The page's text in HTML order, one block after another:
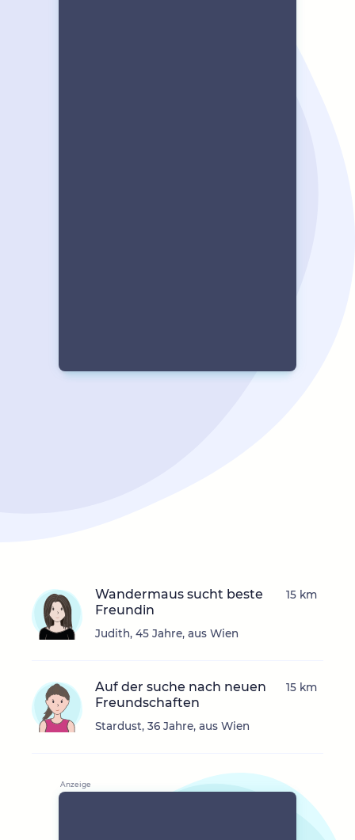
Wandermaus sucht beste
Freundin
Judith, 45 Jahre, aus Wien
15 km
Auf der suche nach neuen
Freundschaften
Stardust, 36 Jahre, aus Wien
15 km